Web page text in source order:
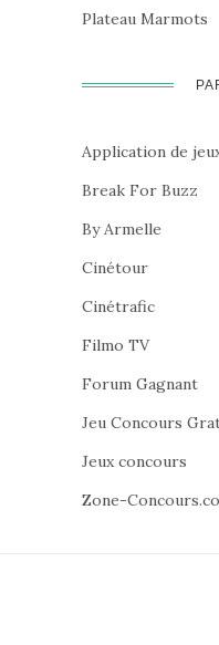
Plateau Marmots
Application de
Break For Buzz
By Armelle
Cinétour
Cinétrafic
Filmo TV
Forum Gagnant
Jeu Concours
Jeux concours
Zone-